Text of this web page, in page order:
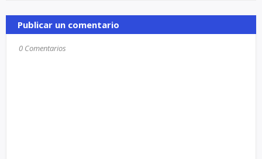
Publicar un comentario
0 Comentarios